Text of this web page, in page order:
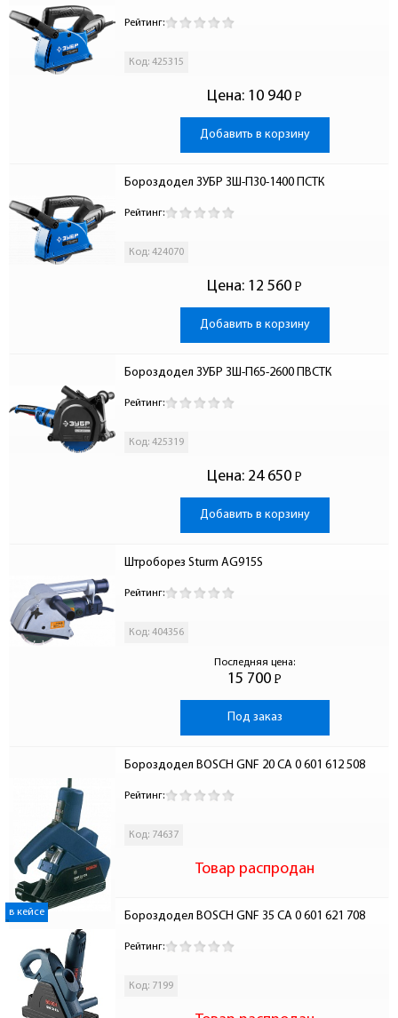
Рейтинг:
Код: 425315
Цена: 10 940 Р
-
Добавить в корзину
Бороздодел ЗУБР ЗШ-П30-1400 ПСТК
Рейтинг:
Код: 424070
Цена: 12 560 Р
-
Добавить в корзину
Бороздодел ЗУБР ЗШ-П65-2600 ПВСТК
Рейтинг:
Код: 425319
Цена: 24 650 Р
-
Добавить в корзину
Штроборез Sturm AG915S
Рейтинг:
Код: 404356
Последняя цена:
15 700 Р
-
Под заказ
Бороздодел BOSCH GNF 20 CA 0 601 612 508
Рейтинг:
Код: 74637
Товар распродан
в кейсе Бороздодел BOSCH GNF 35 CA 0 601 621 708
Рейтинг:
Код: 7199